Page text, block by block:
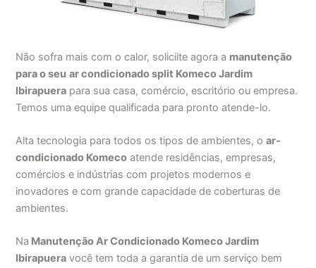
Não sofra mais com o calor, soliciite agora a manutenção
para o seu ar condicionado split Komeco Jardim
Ibirapuera para sua casa, comércio, escritório ou empresa.
Temos uma equipe qualificada para pronto atende-lo.
Alta tecnologia para todos os tipos de ambientes, oar-
condicionado Komeco atende residências, empresas,
comércios e indústrias com projetos modernos e
inovadores e com grande capacidade de coberturas de
ambientes.
Na Manutenção Ar Condicionado Komeco Jardim
Ibirapuera você tem toda a garantia de um serviço bem